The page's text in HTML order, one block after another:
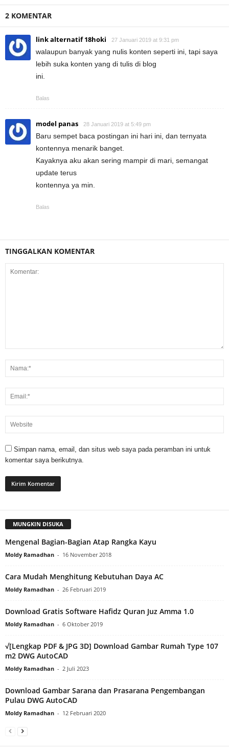
2 KOMENTAR
link alternatif 18hoki 27 Januari 2019 at 9:31 pm
walaupun banyak yang nulis konten seperti ini, tapi saya
lebih suka konten yang di tulis di blog
ini.
Balas
model panas 28 Januari 2019 at 5:49 pm
Baru sempet baca postingan ini hari ini, dan ternyata
kontennya menarik banget.
Kayaknya aku akan sering mampir di mari, semangat
update terus
kontennya ya min.
Balas
TINGGALKAN KOMENTAR
Simpan nama, email, dan situs web saya pada peramban ini untuk
komentar saya berikutnya.
MUNGKIN DISUKA
Mengenal Bagian-Bagian Atap Rangka Kayu
Moldy Ramadhan - 16 November 2018
Cara Mudah Menghitung Kebutuhan Daya AC
Moldy Ramadhan - 26 Februari 2019
Download Gratis Software Hafidz Quran Juz Amma 1.0
Moldy Ramadhan - 6 Oktober 2019
√[Lengkap PDF & JPG 3D] Download Gambar Rumah Type 107
m2 DWG AutoCAD
Moldy Ramadhan - 2 Juli 2023
Download Gambar Sarana dan Prasarana Pengembangan
Pulau DWG AutoCAD
Moldy Ramadhan - 12 Februari 2020